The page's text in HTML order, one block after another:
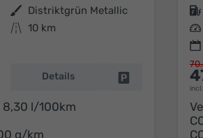
Außenfarbe Distriktgrün Metallic
Kilometerstand 10 km
Details Fahrzeug parken
8,30 l/100km
g/km
Kraftstoff
Leistung